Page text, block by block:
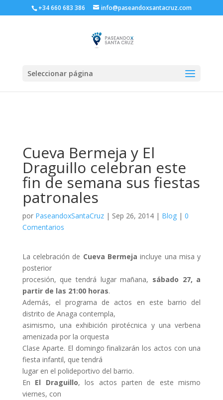
+34 660 683 386 info@paseandoxsantacruz.com
Seleccionar página
Cueva Bermeja y El
Draguillo celebran este
fin de semana sus fiestas
patronales
por PaseandoxSantaCruz| Sep 26, 2014| Blog| 0
Comentarios
La celebración de Cueva Bermeja incluye una misa y
posterior
procesión, que tendrá lugar mañana, sábado 27, a
partir de las 21:00 horas.
Además, el programa de actos en este barrio del
distrito de Anaga contempla,
asimismo, una exhibición pirotécnica y una verbena
amenizada por la orquesta
Clase Aparte. El domingo finalizarán los actos con una
fiesta infantil, que tendrá
lugar en el polideportivo del barrio.
En El Draguillo, los actos parten de este mismo
viernes, con